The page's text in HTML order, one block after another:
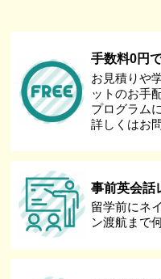
手数料0円
お見積りや
ットのお手
プログラム
詳しくはお
事前英会話
留学前にネ
ン渡航まで